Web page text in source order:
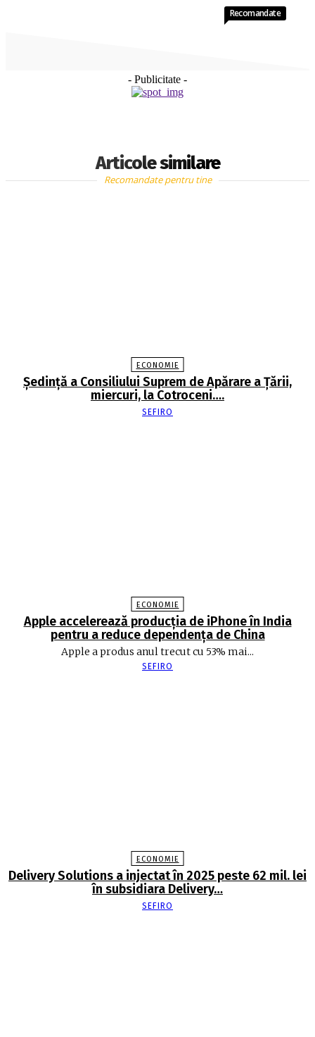
- Publicitate -
Articole similare
Recomandate
Recomandate pentru tine
ECONOMIE
Şedinţă a Consiliului Suprem de Apărare a Ţării,
miercuri, la Cotroceni….
SEFIRO
ECONOMIE
Apple accelerează producția de iPhone în India
pentru a reduce dependența de China
Apple a produs anul trecut cu 53% mai...
SEFIRO
ECONOMIE
Delivery Solutions a injectat în 2025 peste 62 mil. lei
în subsidiara Delivery…
SEFIRO